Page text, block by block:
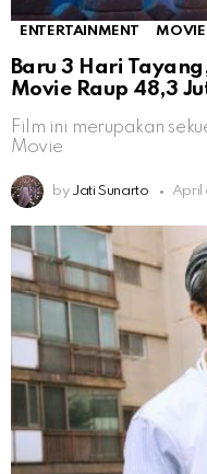
ENTERTAINMENT MOVIE
Baru 3 Hari
Movie Raup 48,3
Film ini merupakan
Movie
by Jati Sunarto April